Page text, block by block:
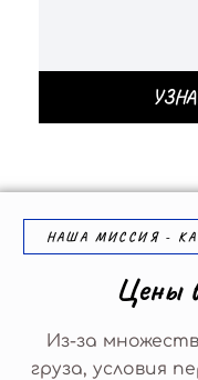
НАША МИССИЯ -
Цены
Из-за
груза, условия